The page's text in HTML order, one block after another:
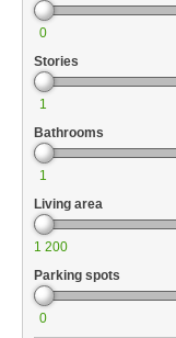
0
Stories
1
Bathrooms
1
Living area
1 200
Parking spots
0